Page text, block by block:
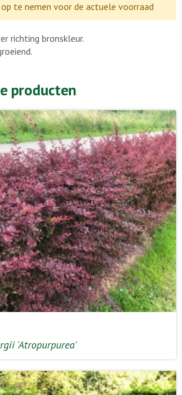
te nemen voor de actuele voorraad
richting bronskleur.
producten
'Atropurpurea'